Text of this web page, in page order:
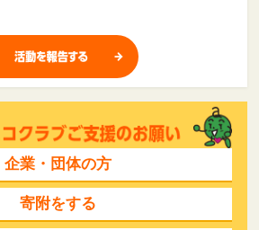
企業・団体の方
寄附をする